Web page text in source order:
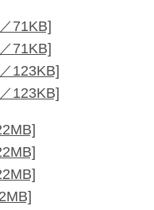
71KB]
71KB]
123KB]
123KB]